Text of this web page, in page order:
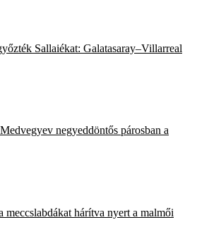
Sallaiékat: Galatasaray–Villarreal
negyeddöntős párosban a
hárítva nyert a malmői